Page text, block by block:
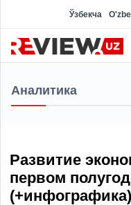
Ўзбекча
Аналитика
Развитие
первом
(+инфографика)